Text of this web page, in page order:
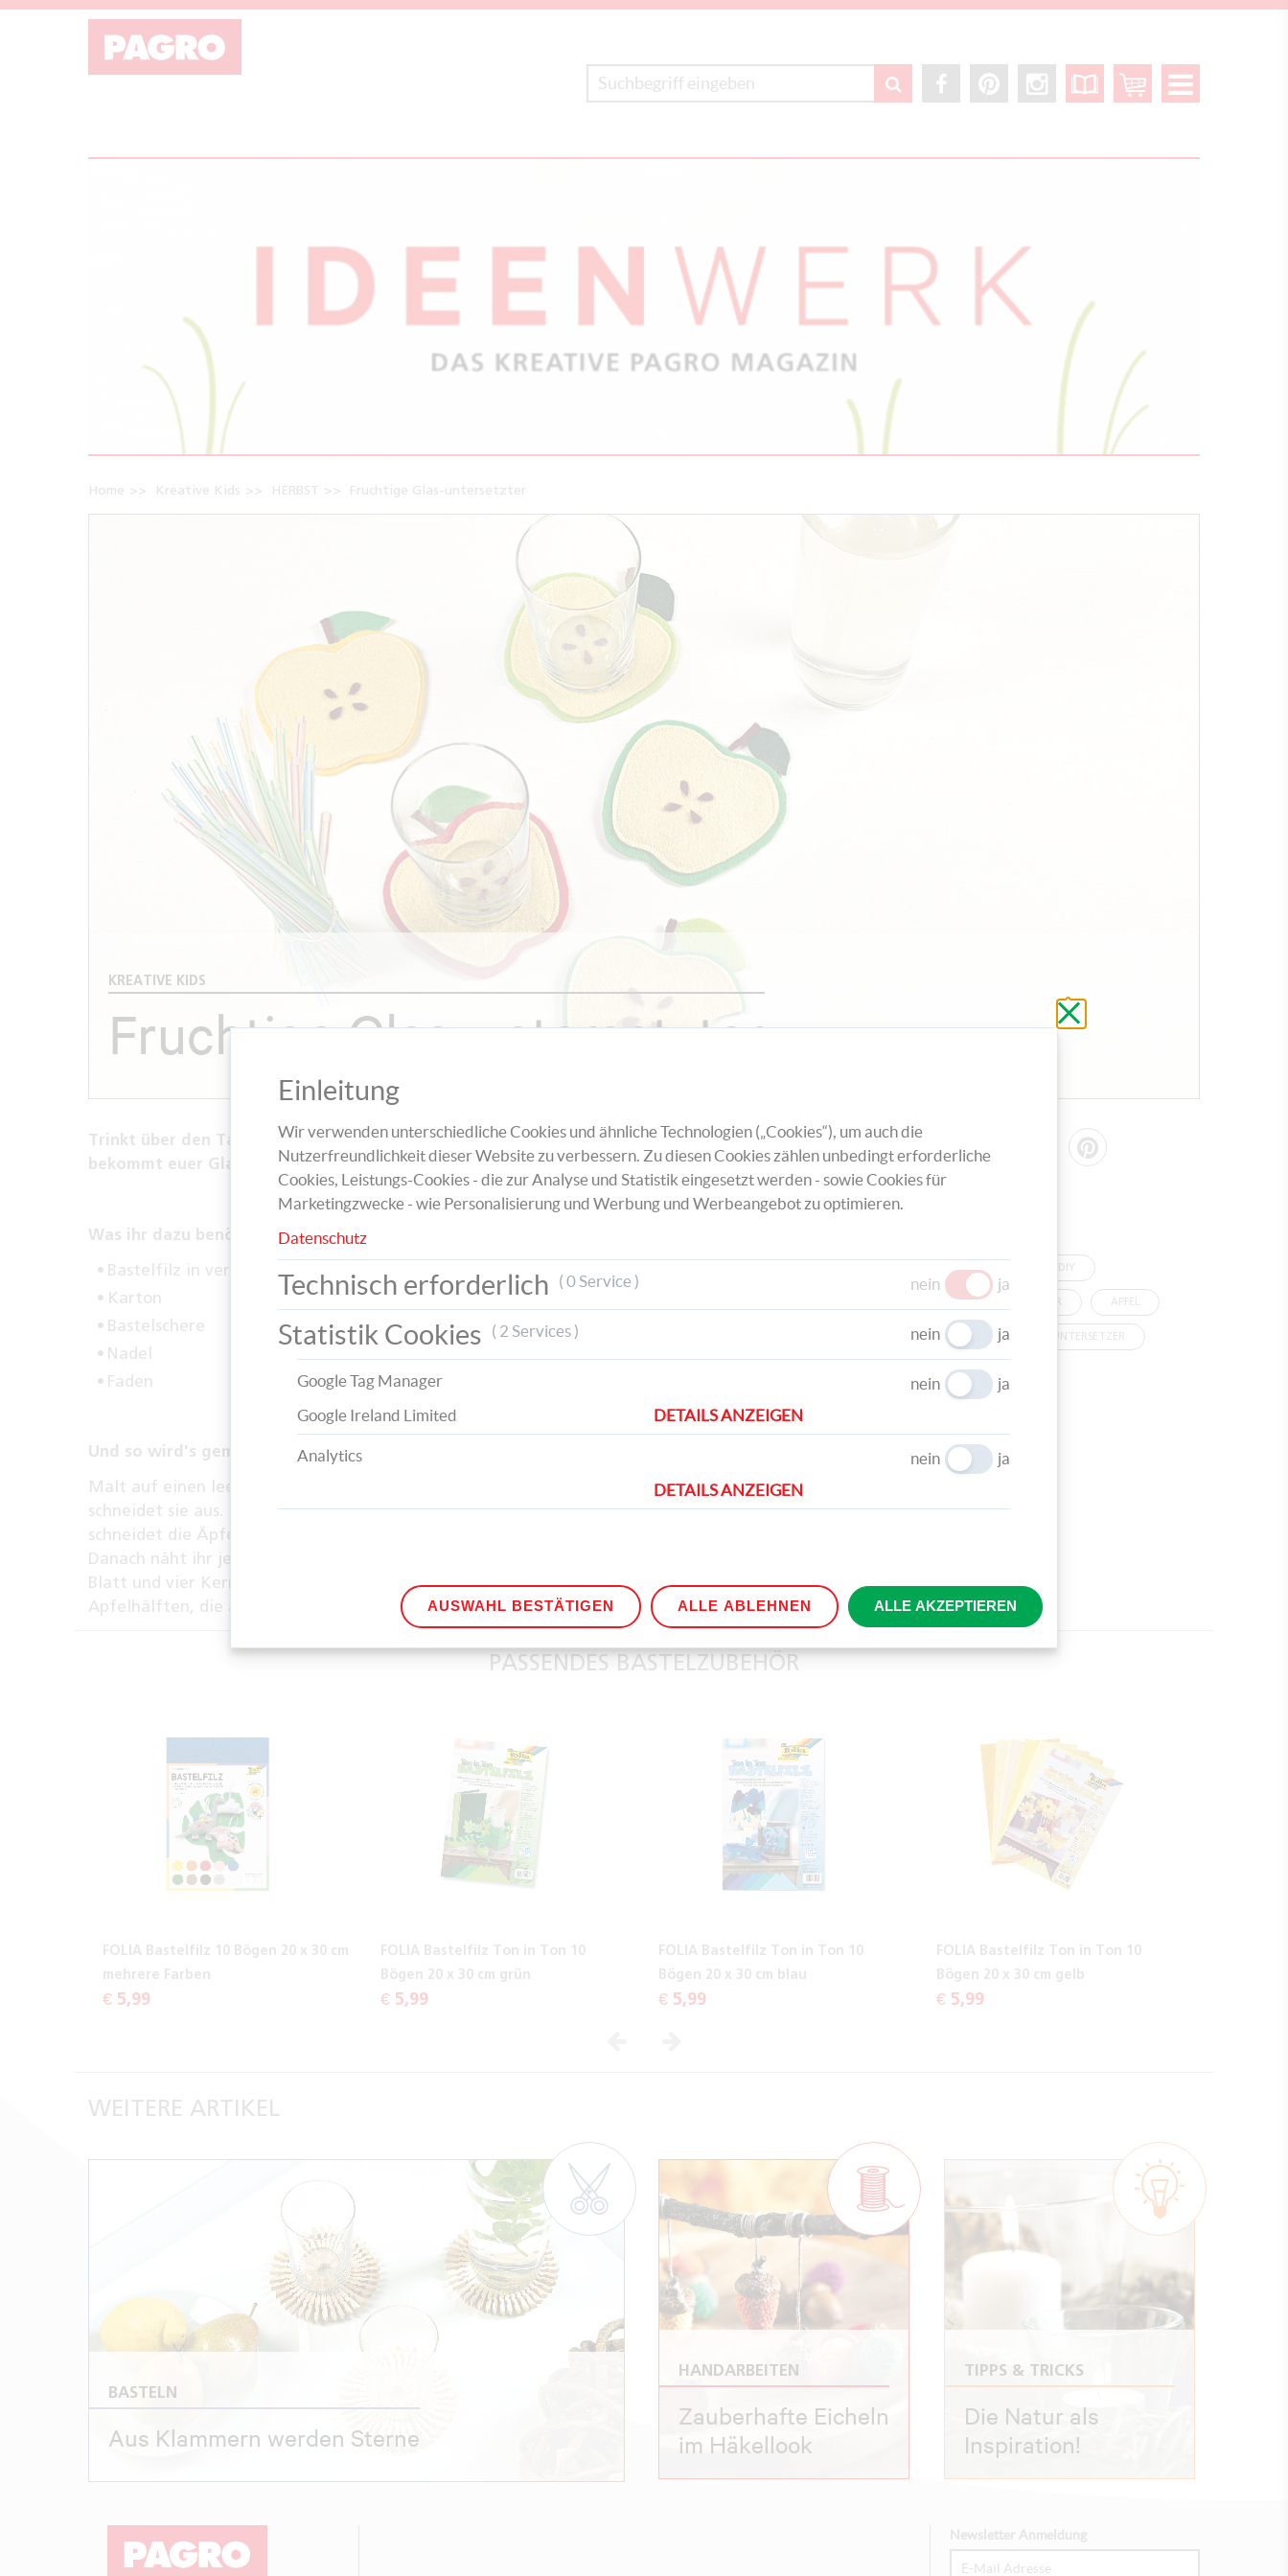
Home Kreative Kids HERBST Fruchtige Glas-untersetzter
KREATIVE KIDS
Fruchtige Glas-untersetzter
Trinkt über den Tag verteilt viel Wasser, denn das ist gesund! Und mit dieser tollen Bastelidee
bekommt euer Glas noch eine lustige Unterlage.
Was ihr dazu benötigt:
Bastelfilz in verschiedenen Farben
Karton
Bastelschere
Nadel
Faden
Und so wird's gemacht:
Malt auf einen leeren Karton zwei Apfelformen, wobei eine etwas größer als die andere ist, und
schneidet sie aus. Übertragt die größere Apfelform auf den grünen, roten und orangen Bastelfilz und
schneidet die Äpfel aus. Das gleiche macht ihr auf dem dunkelgelben Filz mit der kleineren Apfelform.
Danach näht ihr jeweils eine kleine Form auf eine größere. Zusätzlich dazu schneidet ihr einen Stiel, ein
Blatt und vier Kerne aus und klebt diese sorgfältig auf eure Apfelformen auf. Nun habt ihr wunderbare
Apfelhälften, die als coole Glasuntersetzer dienen.
TEILEN
BASTELN DIY
GLASUNTERSETZER APFEL
HERBST UNTERSETZER
TISCHDEKO
PASSENDES BASTELZUBEHÖR
FOLIA Bastelfilz 10 Bögen 20 x 30 cm
mehrere Farben
€ 5,99
FOLIA Bastelfilz Ton in Ton 10
Bögen 20 x 30 cm grün
€ 5,99
FOLIA Bastelfilz Ton in Ton 10
Bögen 20 x 30 cm blau
€ 5,99
FOLIA Bastelfilz Ton in Ton 10
Bögen 20 x 30 cm gelb
€ 5,99
WEITERE ARTIKEL
BASTELN
Aus Klammern werden Sterne
HANDARBEITEN
Zauberhafte Eicheln
im Häkellook
TIPPS & TRICKS
Die Natur als
Inspiration!
Schließen
ohne
zu
Einleitung
Wir verwenden unterschiedliche Cookies und ähnliche Technologien („Cookies“), um auch die
Nutzerfreundlichkeit dieser Website zu verbessern. Zu diesen Cookies zählen unbedingt erforderliche
Cookies, Leistungs-Cookies - die zur Analyse und Statistik eingesetzt werden - sowie Cookies für
Marketingzwecke - wie Personalisierung und Werbung und Werbeangebot zu optimieren.
Datenschutz
Technisch erforderlich ( 0 Service ) nein ja
Statistik Cookies ( 2 Services ) nein ja
Google Tag Manager nein
ja
Google Ireland Limited
DETAILS ANZEIGEN
Analytics nein
ja
DETAILS ANZEIGEN
AUSWAHL BESTÄTIGEN ALLE ABLEHNEN ALLE AKZEPTIEREN